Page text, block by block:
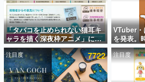
ゲームの企画書
名作ゲームクリエイターの方々に
聞きし、ヒットする企画（ゲーム
きます。
赫本
この物語を解いてはいけない。『
の形をした短編ホラー小説集です
「タバコを止められない猫耳キ
ャラを描く深夜枠アニメ」に視
聴者の一部から批判意見。違法
薬物の使用と思しき描写も含め
て、BPOが議論を交わす
VTuber
を発表。
日15時か
注目度 7722 注目度